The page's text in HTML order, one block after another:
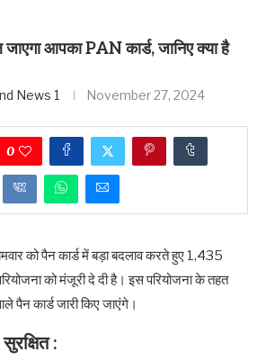
आपका PAN कार्ड, जानिए क्या है
News 1 November 27, 2024
0
को पैन कार्ड में बड़ा बदलाव करते हुए 1,435
को मंजूरी दे दी है। इस परियोजना के तहत
पैन कार्ड जारी किए जाएंगे।
: